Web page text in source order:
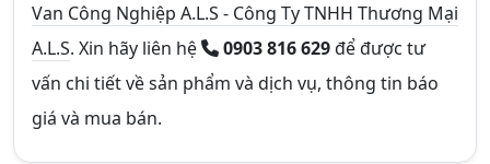
Van Công Nghiệp A.L.S - Công Ty TNHH Thương Mại
A.L.S. Xin hãy liên hệ 0903 816 629để được tư
vấn chi tiết về sản phẩm và dịch vụ, thông tin báo
giá và mua bán.